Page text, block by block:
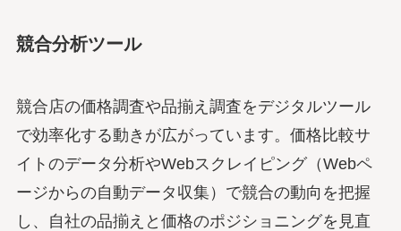
競合分析ツール
競合店の価格調査や品揃え調査をデジタルツール
で効率化する動きが広がっています。価格比較サ
イトのデータ分析やWebスクレイピング（Webペ
ージからの自動データ収集）で競合の動向を把握
し、自社の品揃えと価格のポジショニングを見直